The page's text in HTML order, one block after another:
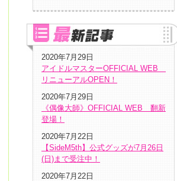
2020年7月29日
アイドルマスターOFFICIAL WEB
リニューアルOPEN！
2020年7月29日
《偶像大師》OFFICIAL WEB 翻新
登場！
2020年7月22日
【SideM5th】公式グッズが7月26日
(日)まで受注中！
2020年7月22日